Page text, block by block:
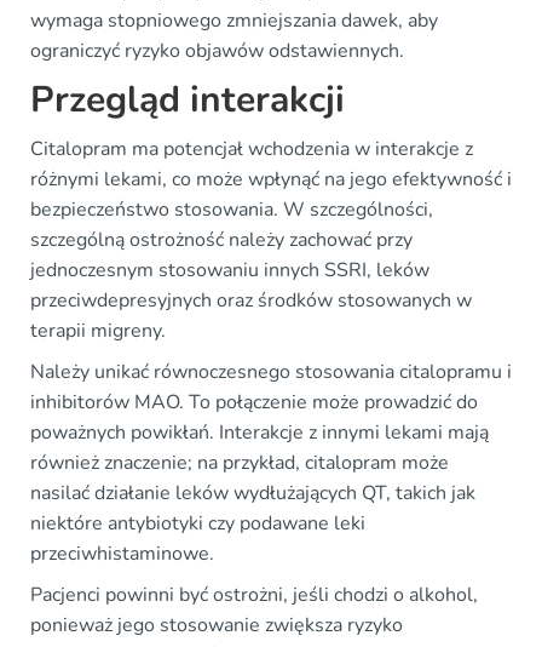
wymaga stopniowego zmniejszania dawek, aby
ograniczyć ryzyko objawów odstawiennych.
Przegląd interakcji
Citalopram ma potencjał wchodzenia w interakcje z
różnymi lekami, co może wpłynąć na jego efektywność i
bezpieczeństwo stosowania. W szczególności,
szczególną ostrożność należy zachować przy
jednoczesnym stosowaniu innych SSRI, leków
przeciwdepresyjnych oraz środków stosowanych w
terapii migreny.
Należy unikać równoczesnego stosowania citalopramu i
inhibitorów MAO. To połączenie może prowadzić do
poważnych powikłań. Interakcje z innymi lekami mają
również znaczenie; na przykład, citalopram może
nasilać działanie leków wydłużających QT, takich jak
niektóre antybiotyki czy podawane leki
przeciwhistaminowe.
Pacjenci powinni być ostrożni, jeśli chodzi o alkohol,
ponieważ jego stosowanie zwiększa ryzyko